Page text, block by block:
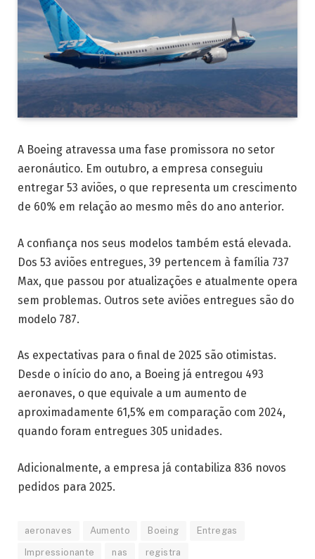
A Boeing atravessa uma fase promissora no setor
aeronáutico. Em outubro, a empresa conseguiu
entregar 53 aviões, o que representa um crescimento
de 60% em relação ao mesmo mês do ano anterior.
A confiança nos seus modelos também está elevada.
Dos 53 aviões entregues, 39 pertencem à família 737
Max, que passou por atualizações e atualmente opera
sem problemas. Outros sete aviões entregues são do
modelo 787.
As expectativas para o final de 2025 são otimistas.
Desde o início do ano, a Boeing já entregou 493
aeronaves, o que equivale a um aumento de
aproximadamente 61,5% em comparação com 2024,
quando foram entregues 305 unidades.
Adicionalmente, a empresa já contabiliza 836 novos
pedidos para 2025.
aeronaves Aumento Boeing Entregas
Impressionante nas registra